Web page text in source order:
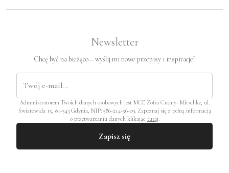
Newsletter
Chcę być na bieżąco – wyślij mi nowe przepisy i inspiracje!
Administratorem Twoich danych osobowych jest MCE Zofia Cudny- Mitschke, ul.
Światowida 15, 81-543 Gdynia, NIP: 586-214-56-09. Zapoznaj się z pełną informacją
o przetwarzaniu danych klikając tutaj
Zapisz się